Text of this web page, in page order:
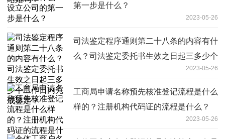
第一步是什么？
2023-05-26
司法鉴定程序通则第二十八条的内容有什
么？司法鉴定委托书生效之日起三多少个
2023-05-26
工商局申请名称预先核准登记流程是什么
样的？注册机构代码证的流程是什么？
2023-05-26